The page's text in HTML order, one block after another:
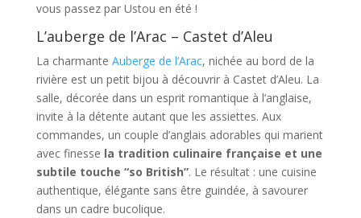
vous passez par Ustou en été !
L’auberge de l’Arac – Castet d’Aleu
La charmante Auberge de l’Arac, nichée au bord de la
rivière est un petit bijou à découvrir à Castet d’Aleu. La
salle, décorée dans un esprit romantique à l’anglaise,
invite à la détente autant que les assiettes. Aux
commandes, un couple d’anglais adorables qui marient
avec finesse la tradition culinaire française et une
subtile touche “so British”. Le résultat : une cuisine
authentique, élégante sans être guindée, à savourer
dans un cadre bucolique.